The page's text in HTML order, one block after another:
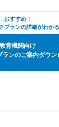
おすすめ！
プランの詳細がわかる
教育機関向け
ランのご案内ダウン